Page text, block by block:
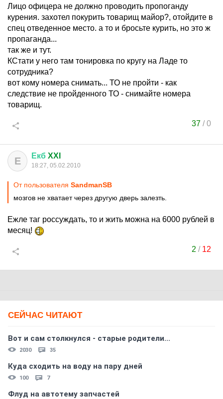
Лицо офицера не должно проводить пропоганду
курения. захотел покурить товарищ майор?, отойдите в
спец отведенное место. а то и бросьте курить, но это ж
пропаганда...
так же и тут.
КСтати у него там тонировка по кругу на Ладе то
сотрудника?
вот кому номера снимать... ТО не пройти - как
следствие не пройденного ТО - снимайте номера
товарищ.
37 /0
Е Екб XXI
18:27, 05.02.2010
От пользователя SandmanSB
мозгов не хватает через другую дверь залезть.
Ежле таг россуждать, то и жить можна на 6000 рублей в
месяц!
2 / 12
СЕЙЧАС ЧИТАЮТ
Вот и сам столкнулся - старые родители...
2030 35
Куда сходить на воду на пару дней
100 7
Флуд на автотему запчастей